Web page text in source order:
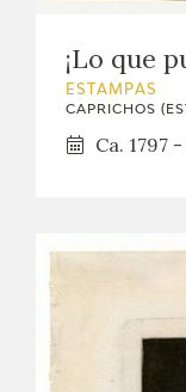
¡Lo que
ESTAMPAS
CAPRICHOS
Ca. 1797